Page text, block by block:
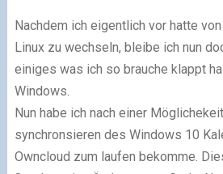
Nachdem ich eigentlich vor hatte
Linux zu wechseln, bleibe ich nun
einiges was ich so brauche klappt
Windows.
Nun habe ich nach einer
synchronsieren des Windows 10
Owncloud zum laufen bekomme.